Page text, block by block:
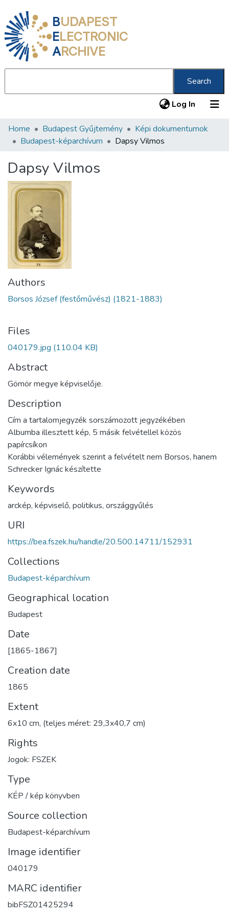
BUDAPEST
ELECTRONIC
ARCHIVE
Search
Log In (current)
Communities & Collections
Statistics
About us
Home Budapest Gyűjtemény
Képi dokumentumok
Budapest-képarchívum
Dapsy Vilmos
Dapsy Vilmos
Authors
Borsos József (festőművész) (1821-1883)
Files
040179.jpg (110.04 KB)
Abstract
Gömör megye képviselője.
Description
Cím a tartalomjegyzék sorszámozott jegyzékében
Albumba illesztett kép, 5 másik felvétellel közös
papírcsíkon
Korábbi vélemények szerint a felvételt nem Borsos, hanem
Schrecker Ignác készítette
Keywords
arckép, képviselő, politikus, országgyűlés
URI
https://bea.fszek.hu/handle/20.500.14711/152931
Collections
Budapest-képarchívum
Geographical location
Budapest
Date
[1865-1867]
Creation date
1865
Extent
6x10 cm, (teljes méret: 29,3x40,7 cm)
Rights
Jogok: FSZEK
Type
KÉP / kép könyvben
Source collection
Budapest-képarchívum
Image identifier
040179
MARC identifier
bibFSZ01425294